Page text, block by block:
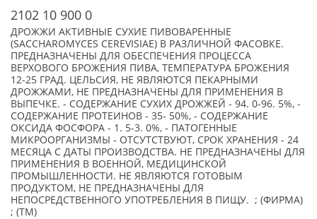
2102 10 900 0
ДРОЖЖИ АКТИВНЫЕ СУХИЕ ПИВОВАРЕННЫЕ
(SACCHAROMYCES CEREVISIAE) В РАЗЛИЧНОЙ ФАСОВКЕ.
ПРЕДНАЗНАЧЕНЫ ДЛЯ ОБЕСПЕЧЕНИЯ ПРОЦЕССА
ВЕРХОВОГО БРОЖЕНИЯ ПИВА, ТЕМПЕРАТУРА БРОЖЕНИЯ
12-25 ГРАД. ЦЕЛЬСИЯ, НЕ ЯВЛЯЮТСЯ ПЕКАРНЫМИ
ДРОЖЖАМИ, НЕ ПРЕДНАЗНАЧЕНЫ ДЛЯ ПРИМЕНЕНИЯ В
ВЫПЕЧКЕ. - СОДЕРЖАНИЕ СУХИХ ДРОЖЖЕЙ - 94. 0-96. 5%, -
СОДЕРЖАНИЕ ПРОТЕИНОВ - 35- 50%, - СОДЕРЖАНИЕ
ОКСИДА ФОСФОРА - 1. 5-3. 0%, - ПАТОГЕННЫЕ
МИКРООРГАНИЗМЫ - ОТСУТСТВУЮТ, СРОК ХРАНЕНИЯ - 24
МЕСЯЦА С ДАТЫ ПРОИЗВОДСТВА. НЕ ПРЕДНАЗНАЧЕНЫ ДЛЯ
ПРИМЕНЕНИЯ В ВОЕННОЙ, МЕДИЦИНСКОЙ
ПРОМЫШЛЕННОСТИ. НЕ ЯВЛЯЮТСЯ ГОТОВЫМ
ПРОДУКТОМ, НЕ ПРЕДНАЗНАЧЕНЫ ДЛЯ
НЕПОСРЕДСТВЕННОГО УПОТРЕБЛЕНИЯ В ПИЩУ. ; (ФИРМА)
; (TM)